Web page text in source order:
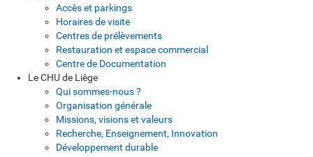
Accès et parkings
Horaires de visite
Centres de prélèvements
Restauration et espace commercial
Centre de Documentation
Le CHU de Liège
Qui sommes-nous ?
Organisation générale
Missions, visions et valeurs
Recherche, Enseignement, Innovation
Développement durable